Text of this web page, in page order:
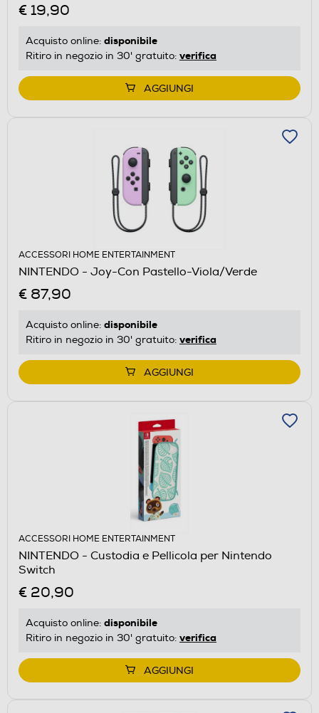
€ 19,90
Acquisto online: disponibile
Ritiro in negozio in 30' gratuito: verifica
AGGIUNGI
ACCESSORI HOME ENTERTAINMENT
NINTENDO - Joy-Con Pastello-Viola/Verde
€ 87,90
Acquisto online: disponibile
Ritiro in negozio in 30' gratuito: verifica
AGGIUNGI
ACCESSORI HOME ENTERTAINMENT
NINTENDO - Custodia e Pellicola per Nintendo
Switch
€ 20,90
Acquisto online: disponibile
Ritiro in negozio in 30' gratuito: verifica
AGGIUNGI